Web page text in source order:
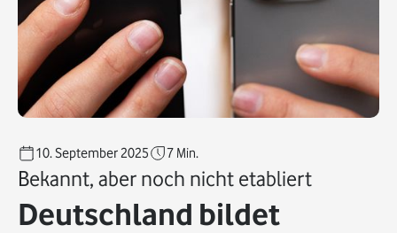
10. September 2025 7 Min.
Bekannt, aber noch nicht etabliert
Deutschland bildet